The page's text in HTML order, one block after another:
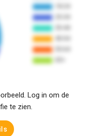
Log in om de
te zien.